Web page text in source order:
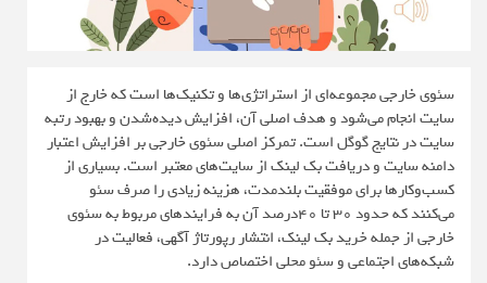
سئوی خارجی مجموعه‌ای از استراتژی‌ها و تکنیک‌ها است که خارج از
سایت انجام می‌شود و هدف اصلی آن‌، افزایش دیده‌شدن و بهبود رتبه
سایت در نتایج گوگل است. تمرکز اصلی سئوی خارجی بر افزایش اعتبار
دامنه سایت و دریافت بک ‌‌لینک از سایت‌های معتبر است. بسیاری از
کسب‌وکارها برای موفقیت بلندمدت، هزینه زیادی را صرف سئو
می‌کنند که حدود ۳۰ تا ۴۰درصد آن به فرایند‌های مربوط به سئوی
خارجی از جمله خرید بک لینک، انتشار رپورتاژ آگهی، فعالیت در
شبکه‌های اجتماعی و سئو محلی اختصاص دارد.